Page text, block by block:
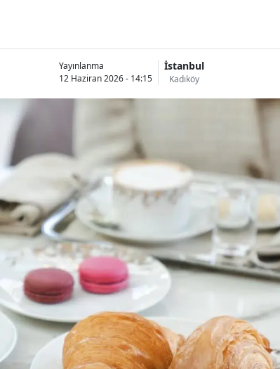
Yayınlanma
12 Haziran 2026 - 14:15
İstanbul
Kadıköy